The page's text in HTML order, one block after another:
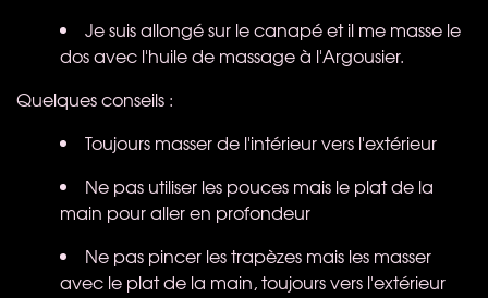
Je suis allongé sur le canapé et il me masse le
dos avec l'huile de massage à l'Argousier.
Quelques conseils :
Toujours masser de l'intérieur vers l'extérieur
Ne pas utiliser les pouces mais le plat de la
main pour aller en profondeur
Ne pas pincer les trapèzes mais les masser
avec le plat de la main, toujours vers l'extérieur